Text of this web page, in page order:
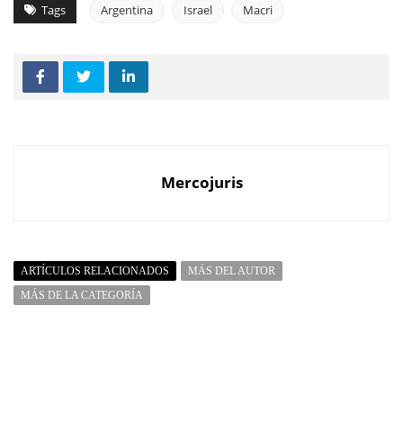
Tags Argentina Israel Macri
Mercojuris
ARTÍCULOS RELACIONADOS
MÁS DEL AUTOR
MÁS DE LA CATEGORÍA